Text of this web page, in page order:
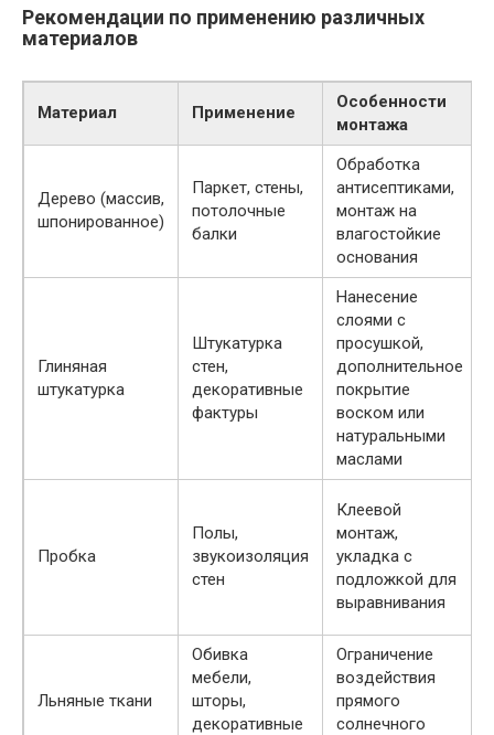
Рекомендации по применению различных
материалов
Материал Применение
Особенности
монтажа
Дерево (массив,
шпонированное)
Паркет, стены,
потолочные
балки
Обработка
антисептиками,
монтаж на
влагостойкие
основания
Глиняная
штукатурка
Штукатурка
стен,
декоративные
фактуры
Нанесение
слоями с
просушкой,
дополнительное
покрытие
воском или
натуральными
маслами
Пробка
Полы,
звукоизоляция
стен
Клеевой
монтаж,
укладка с
подложкой для
выравнивания
Льняные ткани
Обивка
мебели,
шторы,
декоративные
Ограничение
воздействия
прямого
солнечного